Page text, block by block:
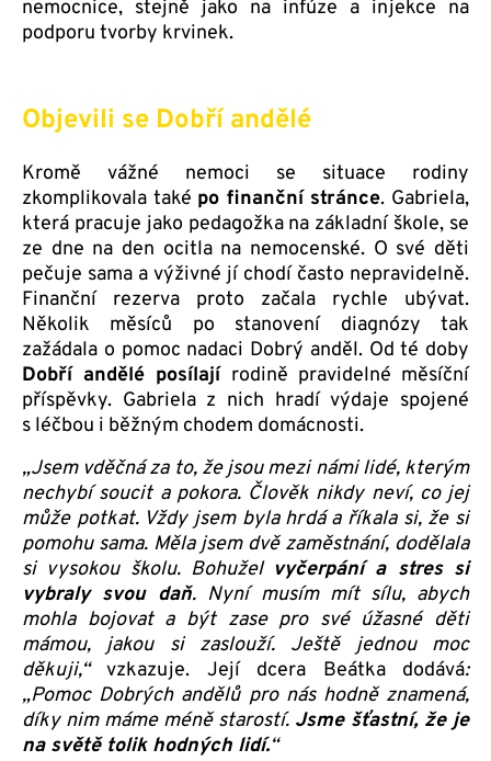
nemocnice, stejně jako na infúze a injekce na
podporu tvorby krvinek.
Objevili se Dobří andělé
Kromě vážné nemoci se situace rodiny
zkomplikovala také po finanční stránce. Gabriela,
která pracuje jako pedagožka na základní škole, se
ze dne na den ocitla na nemocenské. O své děti
pečuje sama a výživné jí chodí často nepravidelně.
Finanční rezerva proto začala rychle ubývat.
Několik měsíců po stanovení diagnózy tak
zažádala o pomoc nadaci Dobrý anděl. Od té doby
Dobří andělé posílajírodině pravidelné měsíční
příspěvky. Gabriela z nich hradí výdaje spojené
s léčbou i běžným chodem domácnosti.
„Jsem vděčná za to, že jsou mezi námi lidé, kterým
nechybí soucit a pokora. Člověk nikdy neví, co jej
může potkat. Vždy jsem byla hrdá a říkala si, že si
pomohu sama. Měla jsem dvě zaměstnání, dodělala
si vysokou školu. Bohužel vyčerpání a stres si
vybraly svou daň. Nyní musím mít sílu, abych
mohla bojovat a být zase pro své úžasné děti
mámou, jakou si zaslouží. Ještě jednou moc
děkuji,“vzkazuje. Její dcera Beátka dodává:
„Pomoc Dobrých andělů pro nás hodně znamená,
díky nim máme méně starostí. Jsme šťastní, že je
na světě tolik hodných lidí.“